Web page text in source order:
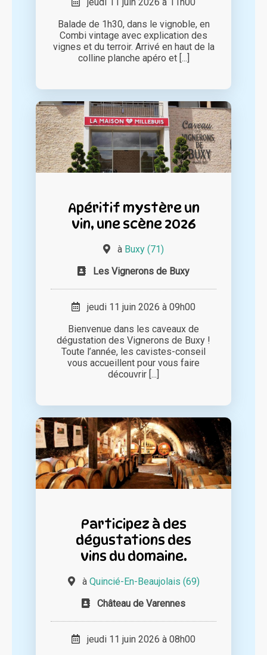
jeudi 11 juin 2026 à 11h00
Balade de 1h30, dans le vignoble, en
Combi vintage avec explication des
vignes et du terroir. Arrivé en haut de la
colline planche apéro et [...]
Apéritif mystère un
vin, une scène 2026
à Buxy (71)
Les Vignerons de Buxy
jeudi 11 juin 2026 à 09h00
Bienvenue dans les caveaux de
dégustation des Vignerons de Buxy !
Toute l’année, les cavistes-conseil
vous accueillent pour vous faire
découvrir [...]
Participez à des
dégustations des
vins du domaine.
à Quincié-En-Beaujolais (69)
Château de Varennes
jeudi 11 juin 2026 à 08h00